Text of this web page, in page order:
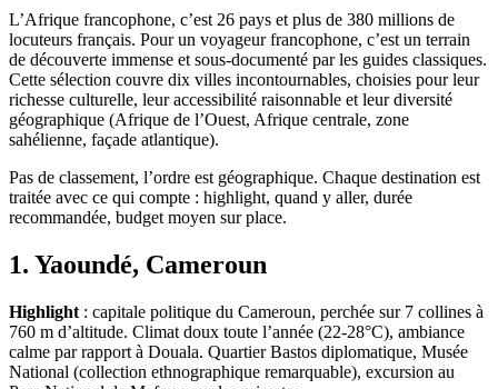
L’Afrique francophone, c’est 26 pays et plus de 380 millions de
locuteurs français. Pour un voyageur francophone, c’est un terrain
de découverte immense et sous-documenté par les guides classiques.
Cette sélection couvre dix villes incontournables, choisies pour leur
richesse culturelle, leur accessibilité raisonnable et leur diversité
géographique (Afrique de l’Ouest, Afrique centrale, zone
sahélienne, façade atlantique).
Pas de classement, l’ordre est géographique. Chaque destination est
traitée avec ce qui compte : highlight, quand y aller, durée
recommandée, budget moyen sur place.
1. Yaoundé, Cameroun
Highlight : capitale politique du Cameroun, perchée sur 7 collines à
760 m d’altitude. Climat doux toute l’année (22-28°C), ambiance
calme par rapport à Douala. Quartier Bastos diplomatique, Musée
National (collection ethnographique remarquable), excursion au